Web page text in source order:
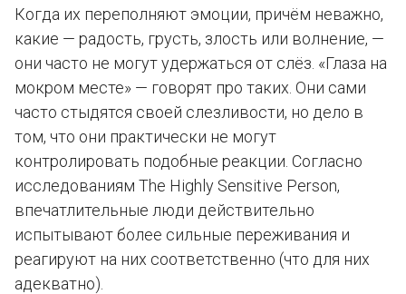
Когда их переполняют эмоции, причём неважно,
какие — радость, грусть, злость или волнение, —
они часто не могут удержаться от слёз. «Глаза на
мокром месте» — говорят про таких. Они сами
часто стыдятся своей слезливости, но дело в
том, что они практически не могут
контролировать подобные реакции. Согласно
исследованиям The Highly Sensitive Person,
впечатлительные люди действительно
испытывают более сильные переживания и
реагируют на них соответственно (что для них
адекватно).